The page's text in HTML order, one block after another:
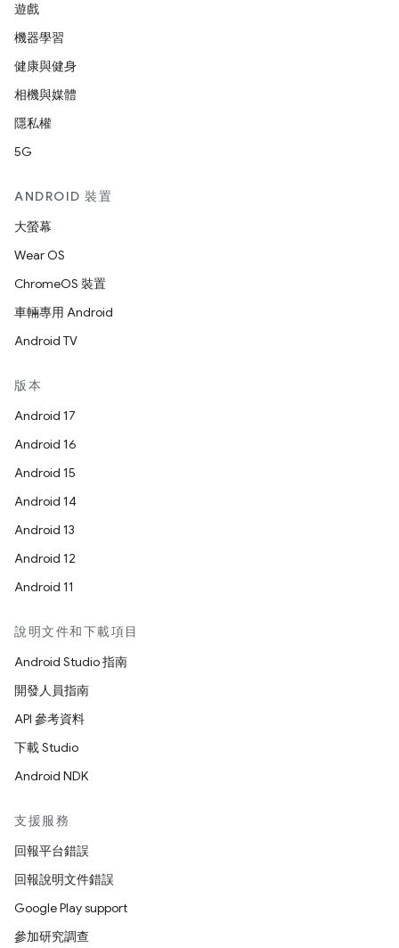
遊戲
機器學習
健康與健身
相機與媒體
隱私權
5G
ANDROID 裝置
大螢幕
Wear OS
ChromeOS 裝置
車輛專用 Android
Android TV
版本
Android 17
Android 16
Android 15
Android 14
Android 13
Android 12
Android 11
說明文件和下載項目
Android Studio 指南
開發人員指南
API 參考資料
下載 Studio
Android NDK
支援服務
回報平台錯誤
回報說明文件錯誤
Google Play support
參加研究調查